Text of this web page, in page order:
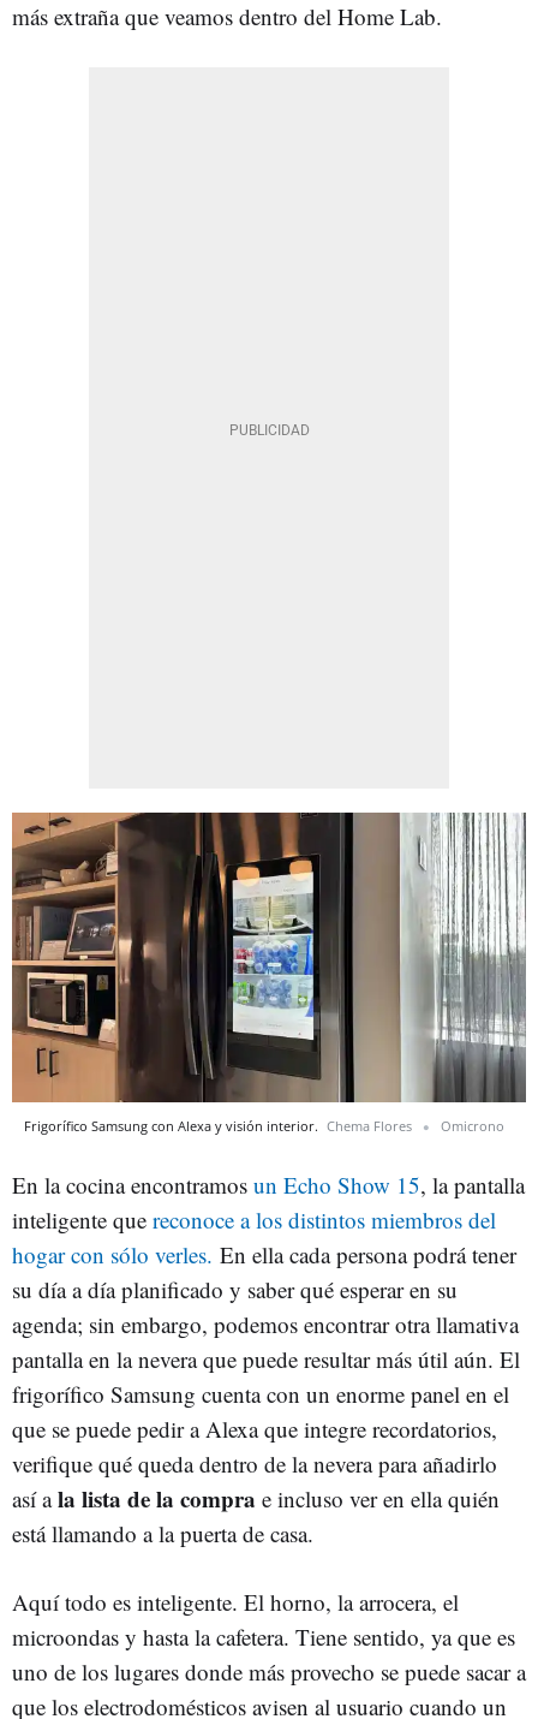
más extraña que veamos dentro del Home Lab.
Frigorífico Samsung con Alexa y visión interior. Chema Flores Omicrono
En la cocina encontramos un Echo Show 15, la pantalla
inteligente que reconoce a los distintos miembros del
hogar con sólo verles. En ella cada persona podrá tener
su día a día planificado y saber qué esperar en su
agenda; sin embargo, podemos encontrar otra llamativa
pantalla en la nevera que puede resultar más útil aún. El
frigorífico Samsung cuenta con un enorme panel en el
que se puede pedir a Alexa que integre recordatorios,
verifique qué queda dentro de la nevera para añadirlo
así ala lista de la compra e incluso ver en ella quién
está llamando a la puerta de casa.
Aquí todo es inteligente. El horno, la arrocera, el
microondas y hasta la cafetera. Tiene sentido, ya que es
uno de los lugares donde más provecho se puede sacar a
que los electrodomésticos avisen al usuario cuando un